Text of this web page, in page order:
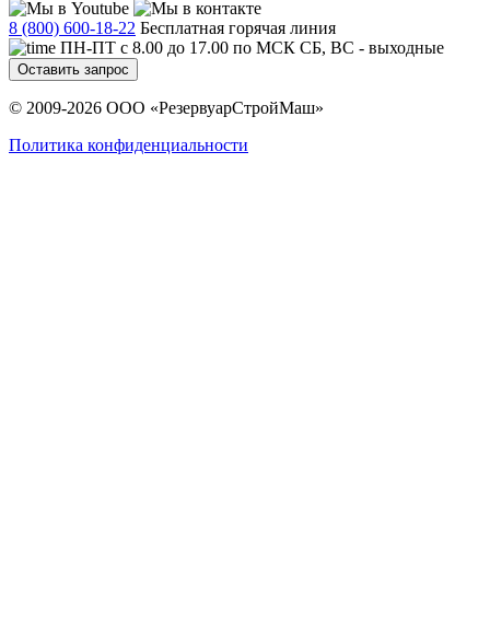
8 (800) 600-18-22 Бесплатная горячая линия
ПН-ПТ с 8.00 до 17.00 по МСК СБ, ВС - выходные
Оставить запрос
© 2009-2026 ООО «РезервуарСтройМаш»
Политика конфиденциальности